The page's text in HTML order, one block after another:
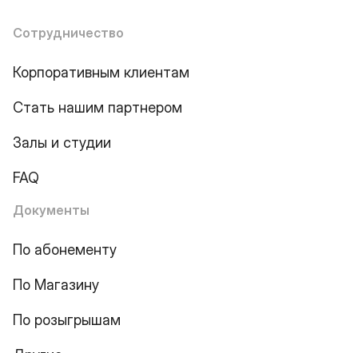
Сотрудничество
Корпоративным клиентам
Стать нашим партнером
Залы и студии
FAQ
Документы
По абонементу
По Магазину
По розыгрышам